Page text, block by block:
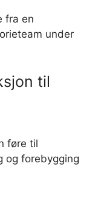
fra en
under
til
føre til
og forebygging